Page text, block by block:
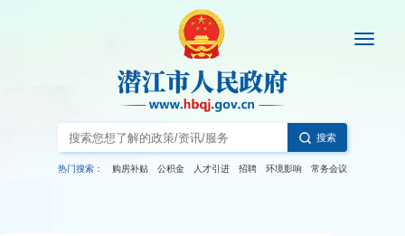
搜索
热门搜索： 购房补贴 公积金 人才引进 招聘 环境影响 常务会议